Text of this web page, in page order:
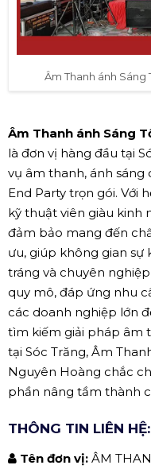
Âm Thanh ánh
Âm Thanh ánh Sáng
là đơn vị hàng đầu tại
vụ âm thanh, ánh sáng
End Party trọn gói. Với
kỹ thuật viên giàu kinh
đảm bảo mang đến
ưu, giúp không gian sự
tráng và chuyên
quy mô, đáp ứng nhu
các doanh nghiệp lớn
tìm kiếm giải pháp âm
tại Sóc Trăng, Âm
Nguyên Hoàng chắc
phần nâng tầm thành
THÔNG TIN LIÊN HỆ:
Tên đơn vị: ÂM